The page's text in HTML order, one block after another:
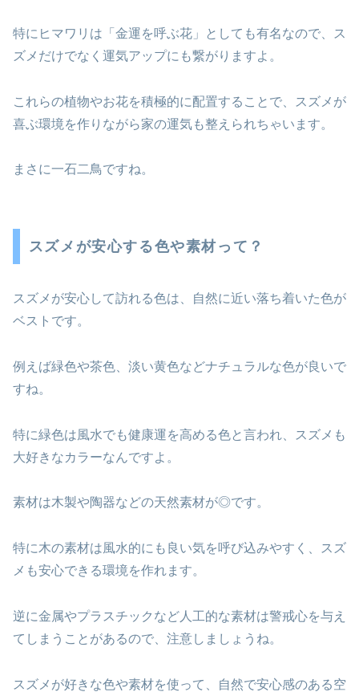
特にヒマワリは「金運を呼ぶ花」としても有名なので、ス
ズメだけでなく運気アップにも繋がりますよ。
これらの植物やお花を積極的に配置することで、スズメが
喜ぶ環境を作りながら家の運気も整えられちゃいます。
まさに一石二鳥ですね。
スズメが安心する色や素材って？
スズメが安心して訪れる色は、自然に近い落ち着いた色が
ベストです。
例えば緑色や茶色、淡い黄色などナチュラルな色が良いで
すね。
特に緑色は風水でも健康運を高める色と言われ、スズメも
大好きなカラーなんですよ。
素材は木製や陶器などの天然素材が◎です。
特に木の素材は風水的にも良い気を呼び込みやすく、スズ
メも安心できる環境を作れます。
逆に金属やプラスチックなど人工的な素材は警戒心を与え
てしまうことがあるので、注意しましょうね。
スズメが好きな色や素材を使って、自然で安心感のある空